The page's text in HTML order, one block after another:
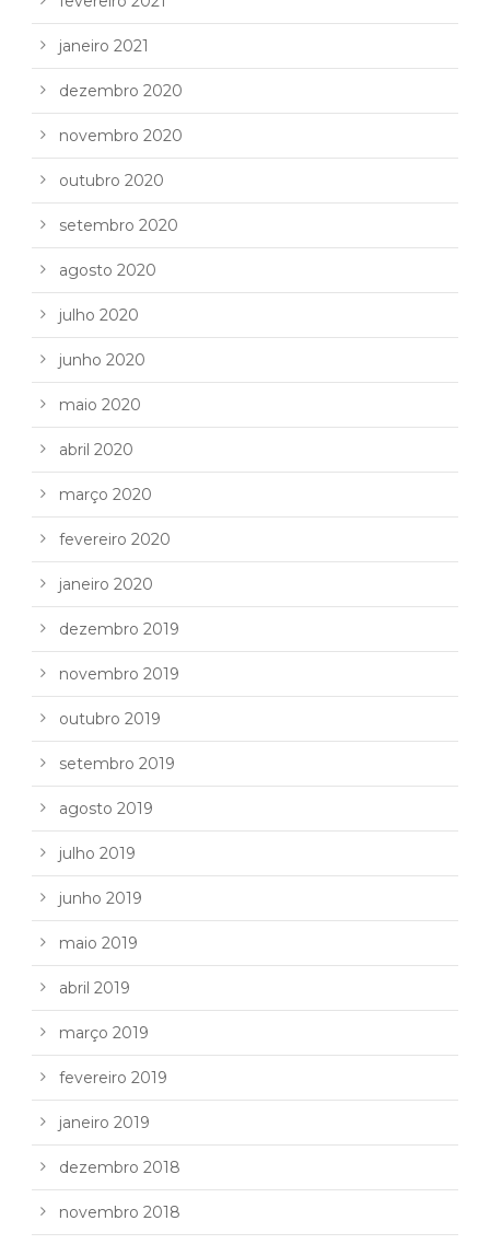
janeiro 2021
dezembro 2020
novembro 2020
outubro 2020
setembro 2020
agosto 2020
julho 2020
junho 2020
maio 2020
abril 2020
março 2020
fevereiro 2020
janeiro 2020
dezembro 2019
novembro 2019
outubro 2019
setembro 2019
agosto 2019
julho 2019
junho 2019
maio 2019
abril 2019
março 2019
fevereiro 2019
janeiro 2019
dezembro 2018
novembro 2018